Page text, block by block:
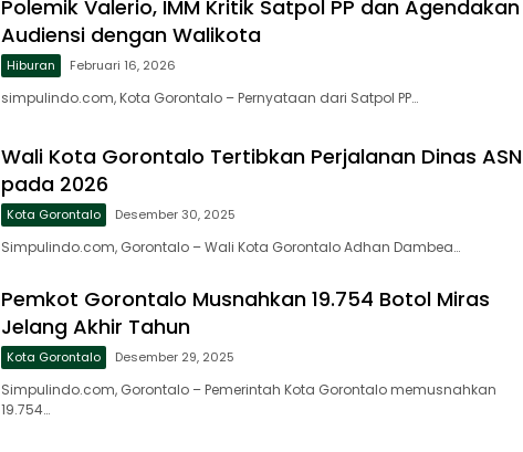
Polemik Valerio, IMM Kritik Satpol PP dan Agendakan
Audiensi dengan Walikota
Hiburan Februari 16, 2026
simpulindo.com, Kota Gorontalo – Pernyataan dari Satpol PP…
Wali Kota Gorontalo Tertibkan Perjalanan Dinas ASN
pada 2026
Kota Gorontalo Desember 30, 2025
Simpulindo.com, Gorontalo – Wali Kota Gorontalo Adhan Dambea…
Pemkot Gorontalo Musnahkan 19.754 Botol Miras
Jelang Akhir Tahun
Kota Gorontalo Desember 29, 2025
Simpulindo.com, Gorontalo – Pemerintah Kota Gorontalo memusnahkan
19.754…